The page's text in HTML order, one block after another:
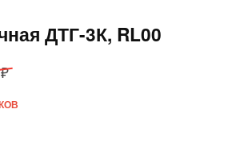
ДТГ-3К, RL00
₽